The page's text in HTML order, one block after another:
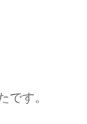
です。